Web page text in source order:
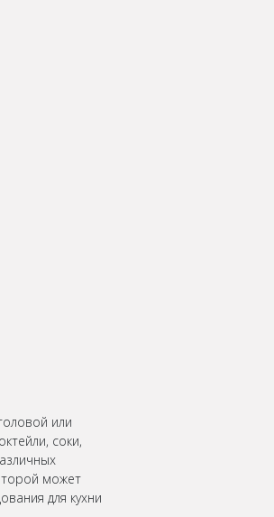
или
соки,
может
для кухни